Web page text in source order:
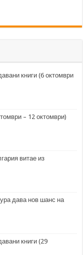
книги (6 октомври
– 12 октомври)
витае из
дава нов шанс на
книги (29